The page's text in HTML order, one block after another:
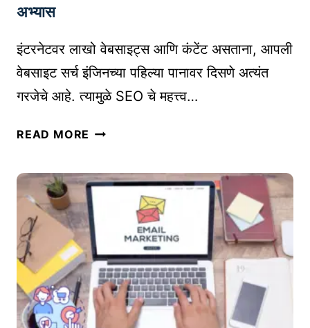
णी
:
P
R
F
S
S
I
O
N
A
L
T
अभ्यास
इंटरनेटवर लाखो वेबसाइट्स आणि कंटेंट असताना, आपली
वेबसाइट सर्च इंजिनच्या पहिल्या पानावर दिसणे अत्यंत
गरजेचे आहे. त्यामुळे SEO चे महत्त्व…
READ MORE S
च्या
भ
वि
ष्या
त
C
H